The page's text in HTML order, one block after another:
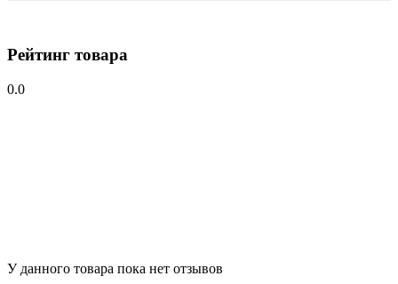
Рейтинг товара
0.0
У данного товара пока нет отзывов